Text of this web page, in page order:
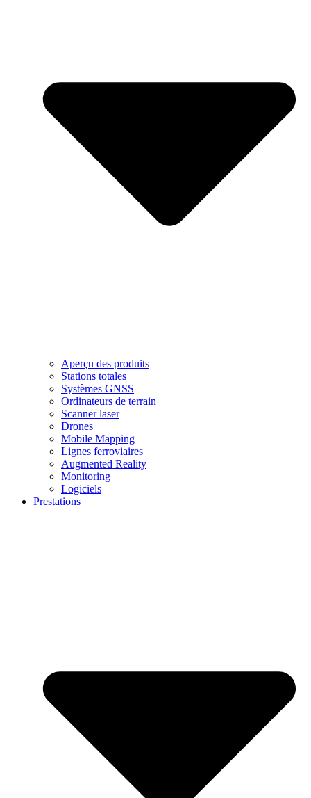
Aperçu des produits
Stations totales
Systèmes GNSS
Ordinateurs de terrain
Scanner laser
Drones
Mobile Mapping
Lignes ferroviaires
Augmented Reality
Monitoring
Logiciels
Prestations